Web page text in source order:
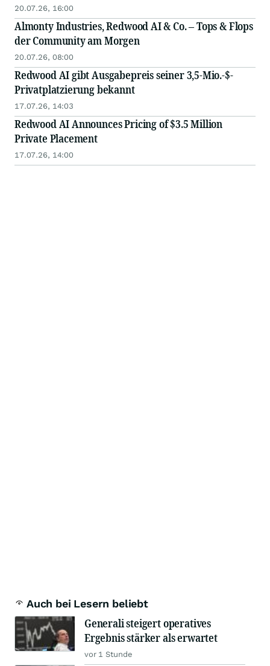
20.07.26, 16:00
Almonty Industries, Redwood AI & Co. – Tops & Flops
der Community am Morgen
20.07.26, 08:00
Redwood AI gibt Ausgabepreis seiner 3,5-Mio.-$-
Privatplatzierung bekannt
17.07.26, 14:03
Redwood AI Announces Pricing of $3.5 Million
Private Placement
17.07.26, 14:00
Auch bei Lesern beliebt
Generali steigert operatives
Ergebnis stärker als erwartet
vor 1 Stunde